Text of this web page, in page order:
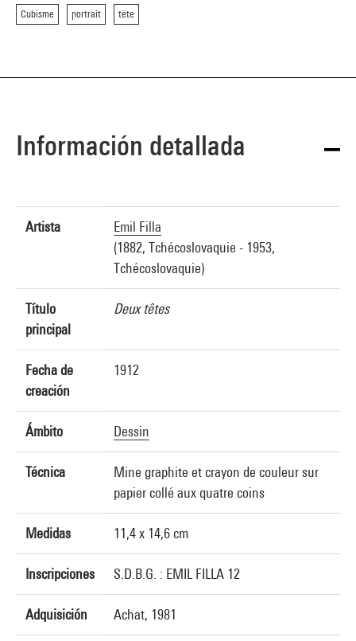
Cubisme portrait tête
Información detallada
Artista
Emil Filla
(1882, Tchécoslovaquie - 1953,
Tchécoslovaquie)
Título
principal
Deux têtes
Fecha de
creación
1912
Ámbito Dessin
Técnica
Mine graphite et crayon de couleur sur
papier collé aux quatre coins
Medidas 11,4 x 14,6 cm
Inscripciones S.D.B.G. : EMIL FILLA 12
Adquisición Achat, 1981